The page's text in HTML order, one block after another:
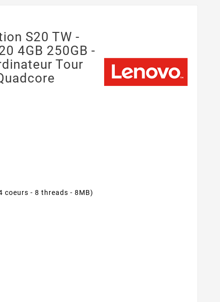
S20 TW -
4GB 250GB -
Tour
coeurs - 8 threads - 8MB)